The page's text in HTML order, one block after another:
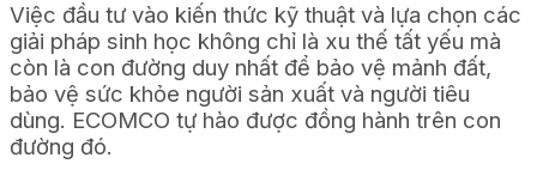
Việc đầu tư vào kiến thức kỹ thuật và lựa chọn các
giải pháp sinh học không chỉ là xu thế tất yếu mà
còn là con đường duy nhất để bảo vệ mảnh đất,
bảo vệ sức khỏe người sản xuất và người tiêu
dùng. ECOMCO tự hào được đồng hành trên con
đường đó.